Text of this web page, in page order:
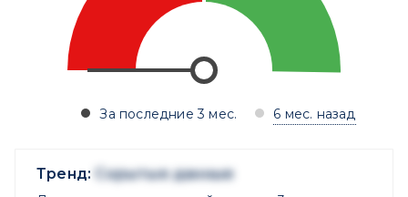
За последние 3 мес. 6 мес. назад
Тренд: Скрытые данные